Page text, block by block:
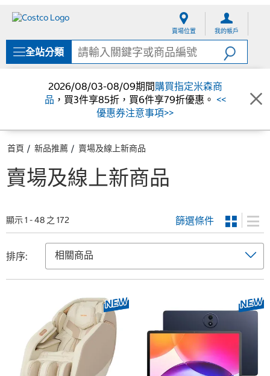
單
賣場位置 我的帳戶
全站分類
2026/08/03-08/09期間購買指定米森商
品 ，買3件享85折，買6件享79折優惠。 <<
優惠券注意事項>>
首頁 新品推薦 賣場及線上新商品
賣場及線上新商品
顯示 1 - 48 之 172 篩選條件
排序: